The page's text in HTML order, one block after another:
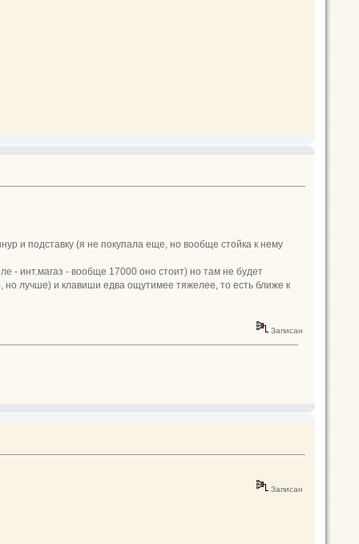
и подставку (я не покупала еще, но вообще стойка к нему
- инт.магаз - вообще 17000 оно стоит) но там не будет
лучше) и клавиши едва ощутимее тяжелее, то есть ближе к
Записан
Записан